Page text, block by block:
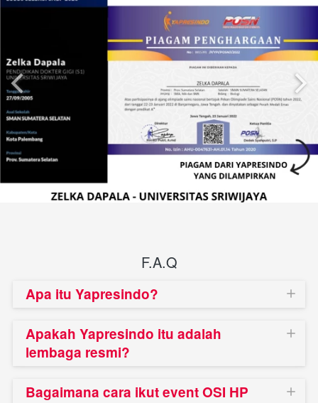
F.A.Q
Apa itu Yapresindo?
Apakah Yapresindo itu adalah
lembaga resmi?
Bagaimana cara ikut event OSI HP